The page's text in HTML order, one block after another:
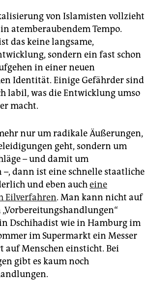
von Islamisten vollzieht
atemberaubendem Tempo.
das keine langsame,
sondern ein fast schon
in einer neuen
Identität. Einige Gefährder sind
labil, was die Entwicklung umso
macht.
nur um radikale Äußerungen,
geht, sondern um
– und damit um
–, dann ist eine schnelle staatliche
und eben aucheine
Eilverfahren. Man kann nicht auf
Dschihadist wie in Hamburg im
im Supermarkt ein Messer
auf Menschen einsticht. Bei
gibt es kaum noch